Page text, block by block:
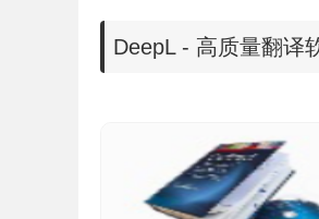
有了DeepL Pro，你可以一
译后的文档。从今天开始
多格式即将推出！
如果您注册了DeepL API计
世界上最好的机器翻译技
询，从而极大地简化了业
DeepL - 高质量翻译